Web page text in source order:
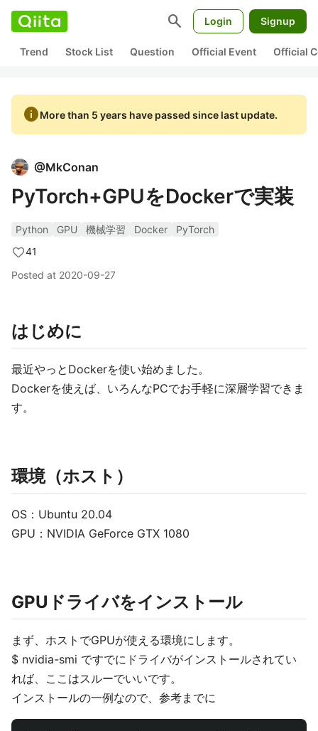
search Login Signup
Trend Stock List Question Official Event Official
infoMore than 5 years have passed since last update.
@MkConan
PyTorch+GPUをDockerで実装
Python GPU 機械学習 Docker
PyTorch
41
Posted at 2020-09-27
はじめに
最近やっとDockerを使い始めました。
Dockerを使えば、いろんなPCでお手軽に深層学習できま
す。
環境（ホスト）
OS：Ubuntu 20.04
GPU：NVIDIA GeForce GTX 1080
GPUドライバをインストール
まず、ホストでGPUが使える環境にします。
$ nvidia-smi ですでにドライバがインストールされてい
れば、ここはスルーでいいです。
インストールの一例なので、参考までに